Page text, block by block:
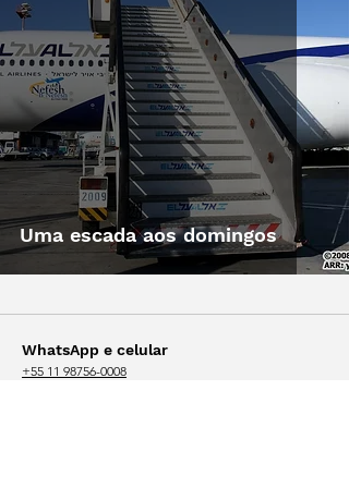
Uma escada aos domingos
WhatsApp e celular
+55 11 98756-0008